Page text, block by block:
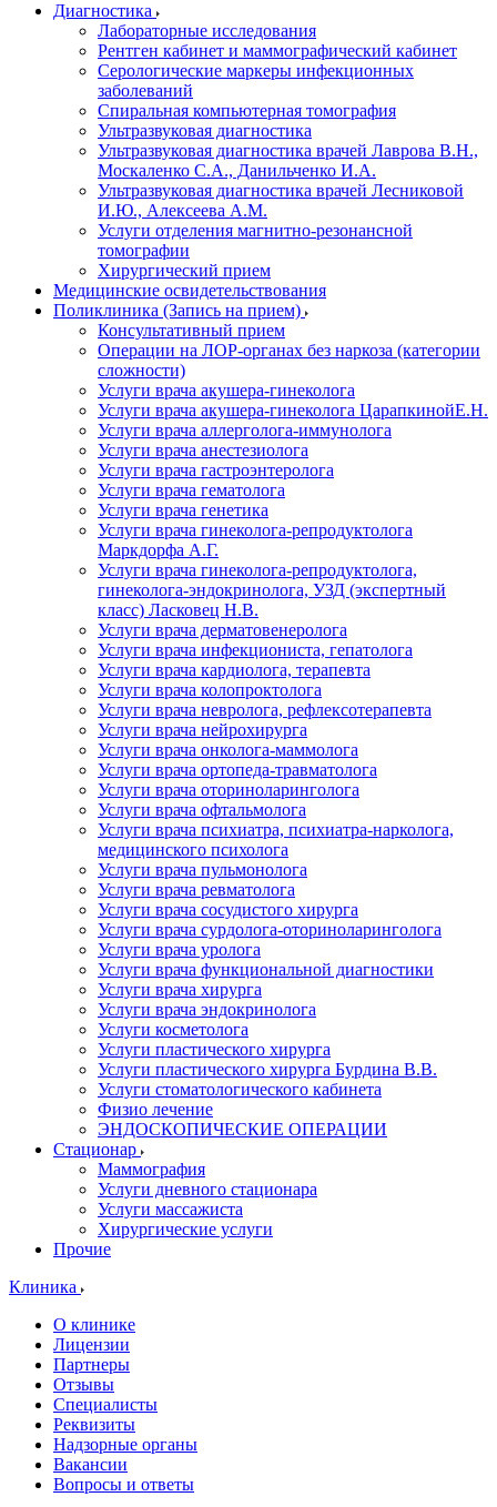
Диагностика
Лабораторные исследования
Рентген кабинет и маммографический кабинет
Серологические маркеры инфекционных
заболеваний
Спиральная компьютерная томография
Ультразвуковая диагностика
Ультразвуковая диагностика врачей Лаврова В.Н.,
Москаленко С.А., Данильченко И.А.
Ультразвуковая диагностика врачей Лесниковой
И.Ю., Алексеева А.М.
Услуги отделения магнитно-резонансной
томографии
Хирургический прием
Медицинские освидетельствования
Поликлиника (Запись на прием)
Консультативный прием
Операции на ЛОР-органах без наркоза (категории
сложности)
Услуги врача акушера-гинеколога
Услуги врача акушера-гинеколога ЦарапкинойЕ.Н.
Услуги врача аллерголога-иммунолога
Услуги врача анестезиолога
Услуги врача гастроэнтеролога
Услуги врача гематолога
Услуги врача генетика
Услуги врача гинеколога-репродуктолога
Маркдорфа А.Г.
Услуги врача гинеколога-репродуктолога,
гинеколога-эндокринолога, УЗД (экспертный
класс) Ласковец Н.В.
Услуги врача дерматовенеролога
Услуги врача инфекциониста, гепатолога
Услуги врача кардиолога, терапевта
Услуги врача колопроктолога
Услуги врача невролога, рефлексотерапевта
Услуги врача нейрохирурга
Услуги врача онколога-маммолога
Услуги врача ортопеда-травматолога
Услуги врача оториноларинголога
Услуги врача офтальмолога
Услуги врача психиатра, психиатра-нарколога,
медицинского психолога
Услуги врача пульмонолога
Услуги врача ревматолога
Услуги врача сосудистого хирурга
Услуги врача сурдолога-оториноларинголога
Услуги врача уролога
Услуги врача функциональной диагностики
Услуги врача хирурга
Услуги врача эндокринолога
Услуги косметолога
Услуги пластического хирурга
Услуги пластического хирурга Бурдина В.В.
Услуги стоматологического кабинета
Физио лечение
ЭНДОСКОПИЧЕСКИЕ ОПЕРАЦИИ
Стационар
Маммография
Услуги дневного стационара
Услуги массажиста
Хирургические услуги
Прочие
Клиника
О клинике
Лицензии
Партнеры
Отзывы
Специалисты
Реквизиты
Надзорные органы
Вакансии
Вопросы и ответы